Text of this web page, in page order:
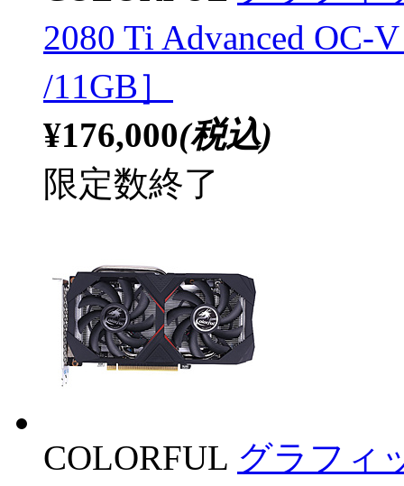
2080 Ti Advanced OC-
/11GB］
¥176,000(税込)
限定数終了
COLORFUL グラフィ